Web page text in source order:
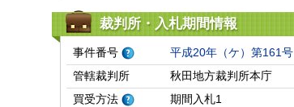
裁判所・入札期間情報
事件番号 平成20年（ケ）第161号
管轄裁判所
秋田地方裁判所本庁
買受方法
期間入札1